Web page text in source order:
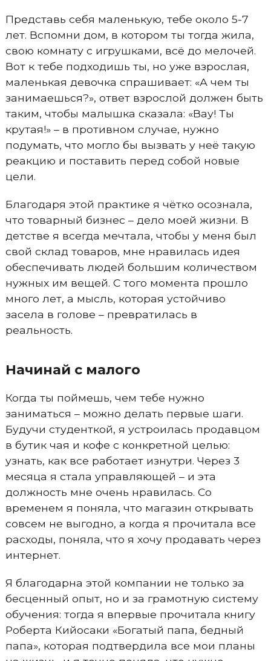
Представь себя маленькую, тебе около 5-7
лет. Вспомни дом, в котором ты тогда жила,
свою комнату с игрушками, всё до мелочей.
Вот к тебе подходишь ты, но уже взрослая,
маленькая девочка спрашивает: «А чем ты
занимаешься?», ответ взрослой должен быть
таким, чтобы малышка сказала: «Вау! Ты
крутая!» – в противном случае, нужно
подумать, что могло бы вызвать у неё такую
реакцию и поставить перед собой новые
цели.
Благодаря этой практике я чётко осознала,
что товарный бизнес – дело моей жизни. В
детстве я всегда мечтала, чтобы у меня был
свой склад товаров, мне нравилась идея
обеспечивать людей большим количеством
нужных им вещей. С того момента прошло
много лет, а мысль, которая устойчиво
засела в голове – превратилась в
реальность.
Начинай с малого
Когда ты поймешь, чем тебе нужно
заниматься – можно делать первые шаги.
Будучи студенткой, я устроилась продавцом
в бутик чая и кофе с конкретной целью:
узнать, как все работает изнутри. Через 3
месяца я стала управляющей – и эта
должность мне очень нравилась. Со
временем я поняла, что магазин открывать
совсем не выгодно, а когда я прочитала все
расходы, поняла, что я хочу продавать через
интернет.
Я благодарна этой компании не только за
бесценный опыт, но и за грамотную систему
обучения: тогда я впервые прочитала книгу
Роберта Кийосаки «Богатый папа, бедный
папа», которая подтвердила все мои планы